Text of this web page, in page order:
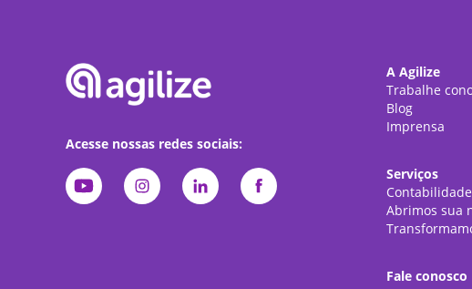
Acesse nossas redes sociais:
A Agilize
Trabalhe
Blog
Imprensa
Serviços
Abrimos sua
Fale conosco